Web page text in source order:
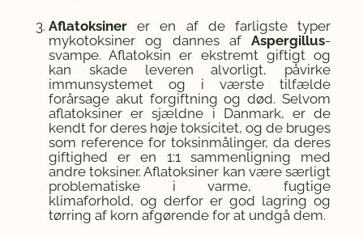
Aflatoksiner er en af de farligste typer
mykotoksiner og dannes af Aspergillus-
svampe. Aflatoksin er ekstremt giftigt og
kan skade leveren alvorligt, påvirke
immunsystemet og i værste tilfælde
forårsage akut forgiftning og død. Selvom
aflatoksiner er sjældne i Danmark, er de
kendt for deres høje toksicitet, og de bruges
som reference for toksinmålinger, da deres
giftighed er en 1:1 sammenligning med
andre toksiner. Aflatoksiner kan være særligt
problematiske i varme, fugtige
klimaforhold, og derfor er god lagring og
tørring af korn afgørende for at undgå dem.